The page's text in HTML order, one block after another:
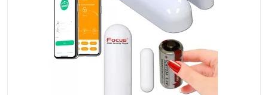
d'esprit totale. Optez pour la qualité et la fiabilité avec ce
détecteur !